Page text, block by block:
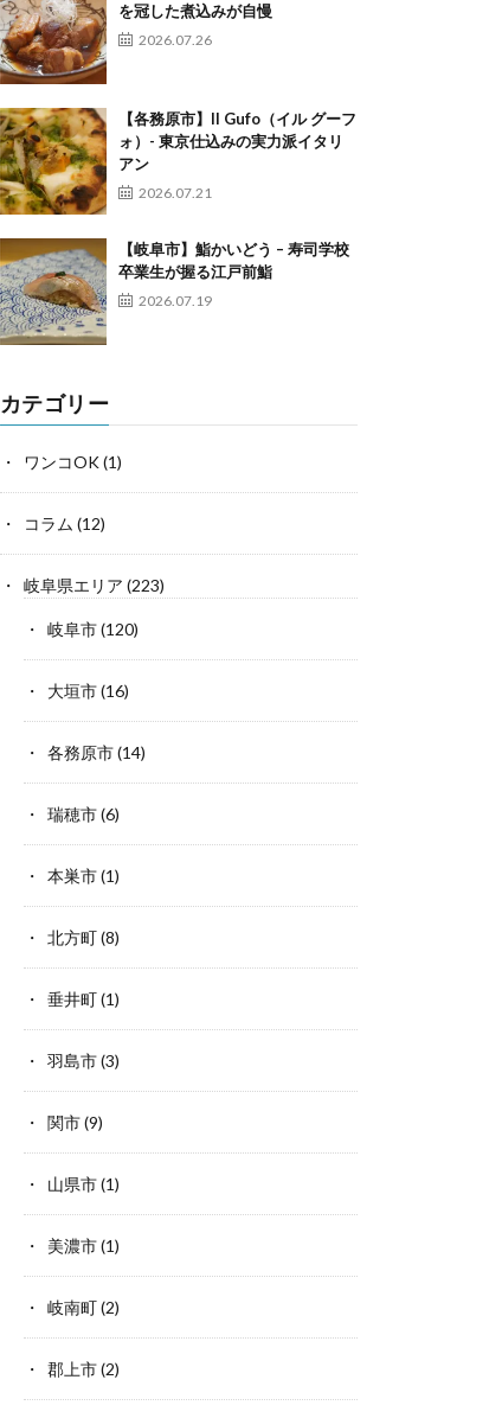
を冠した煮込みが自慢
2026.07.26
【各務原市】Il Gufo（イル グーフ
ォ）- 東京仕込みの実力派イタリ
アン
2026.07.21
【岐阜市】鮨かいどう – 寿司学校
卒業生が握る江戸前鮨
2026.07.19
カテゴリー
ワンコOK(1)
コラム (12)
岐阜県エリア (223)
岐阜市(120)
大垣市(16)
各務原市(14)
瑞穂市(6)
本巣市(1)
北方町(8)
垂井町(1)
羽島市(3)
関市(9)
山県市(1)
美濃市(1)
岐南町(2)
郡上市(2)